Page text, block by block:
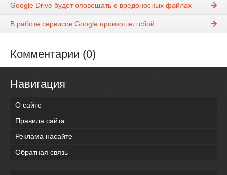
Google Drive будет оповещать о вредоносных файлах
В работе сервисов Google произошел сбой
Комментарии (0)
Навигация
О сайте
Правила сайта
Реклама насайте
Обратная связь